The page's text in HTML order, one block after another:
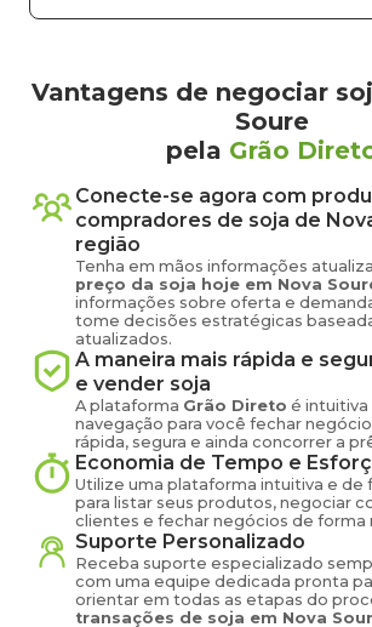
Vantagens de negociar
Soure
pela Grão
Conecte-se agora com
compradores de soja de
região
Tenha em mãos informações
preço da soja hoje em Nova
informações sobre oferta e
tome decisões estratégicas
atualizados.
A maneira mais rápida e
e vender soja
A plataforma Grão Direto é intuitiva
navegação para você fechar
rápida, segura e ainda concorrer a
Economia de Tempo e
Utilize uma plataforma intuitiva e de
para listar seus produtos, negociar
clientes e fechar negócios de forma
Suporte Personalizado
Receba suporte especializado
com uma equipe dedicada pronta
orientar em todas as etapas do
transações de soja em Nova